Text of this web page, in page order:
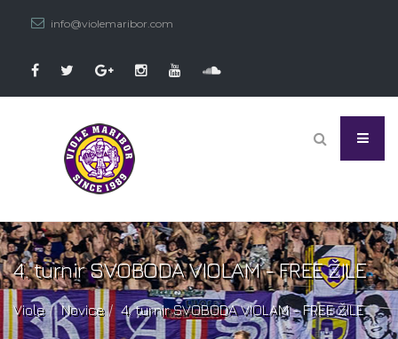
info@violemaribor.com
4. turnir SVOBODA VIOLAM - FREE ŽILE
Viole Novice 4. turnir SVOBODA VIOLAM - FREE ŽILE